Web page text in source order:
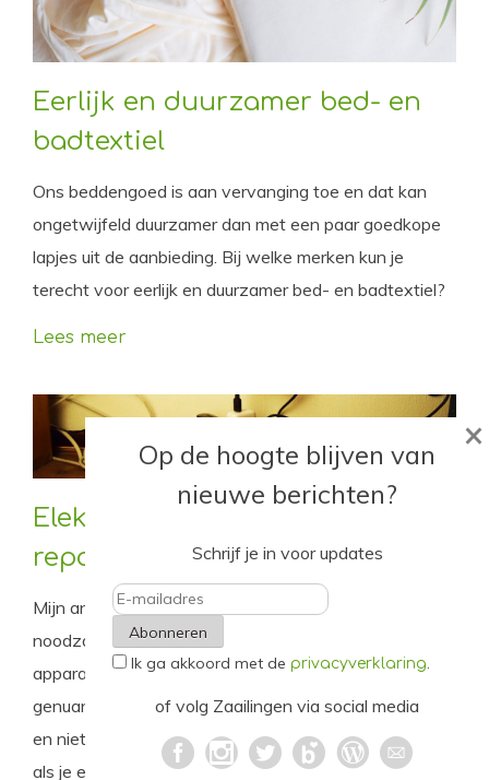
Eerlijk en duurzamer bed- en
badtextiel
Ons beddengoed is aan vervanging toe en dat kan
ongetwijfeld duurzamer dan met een paar goedkope
lapjes uit de aanbieding. Bij welke merken kun je
terecht voor eerlijk en duurzamer bed- en badtextiel?
Lees meer
Elektrische apparatuur:
repareren of vervangen?
Mijn anti-spullenevangelie strookt niet met de
noodzaak om verouderde, energieslurpende
apparaten te vervangen. Daarom een iets
genuanceerder overzicht over welke apparatuur je wel
en niet zou moeten vervangen, zowel voor het milieu
als je eigen portemonnee.
Op de hoogte blijven van
nieuwe berichten?
Schrijf je in voor updates
E-
mailadres
Ik ga akkoord met de privacyverklaring.
of volg Zaailingen via social media
×